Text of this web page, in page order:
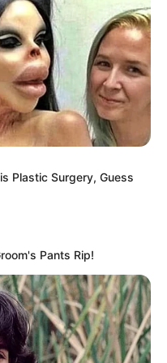
°C (Umluft) etwa
– einfach & lecker
– ein
der sowohl
Beilage perfekt
Lauch
mit
Plastic Surgery, Guess
Pants Rip!